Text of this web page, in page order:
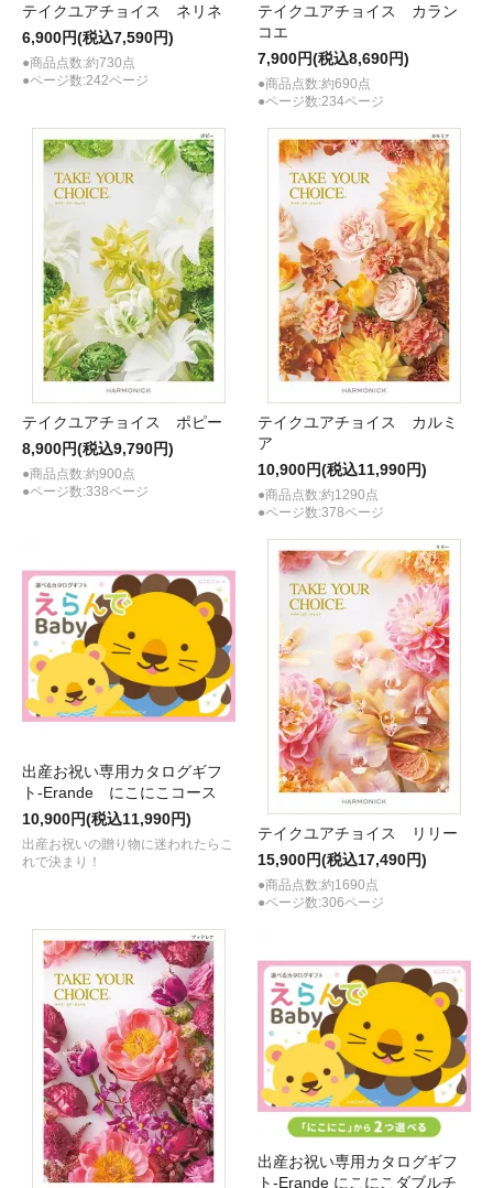
テイクユアチョイス ネリネ
6,900円(税込7,590円)
●商品点数:約730点
●ページ数:242ページ
テイクユアチョイス カラン
コエ
7,900円(税込8,690円)
●商品点数:約690点
●ページ数:234ページ
テイクユアチョイス ポピー
8,900円(税込9,790円)
●商品点数:約900点
●ページ数:338ページ
テイクユアチョイス カルミ
ア
10,900円(税込11,990円)
●商品点数:約1290点
●ページ数:378ページ
出産お祝い専用カタログギフ
ト-Erande にこにこコース
10,900円(税込11,990円)
出産お祝いの贈り物に迷われたらこ
れで決まり！
テイクユアチョイス リリー
15,900円(税込17,490円)
●商品点数:約1690点
●ページ数:306ページ
出産お祝い専用カタログギフ
ト-Erande にこにこダブルチ